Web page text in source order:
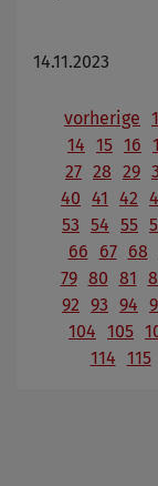
14.11.2023
vorherige 1
14 15 16
27 28 29
40 41 42
53 54 55
66
67 68
79 80 81
92 93 94
104 105
114 115